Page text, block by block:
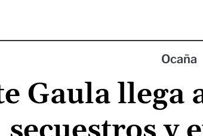
Ocaña
Gaula llega